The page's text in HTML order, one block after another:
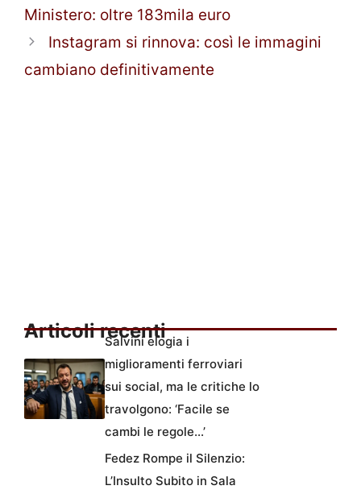
Ministero: oltre 183mila euro
Instagram si rinnova: così le immagini
cambiano definitivamente
Articoli recenti
Salvini elogia i
miglioramenti ferroviari
sui social, ma le critiche lo
travolgono: ‘Facile se
cambi le regole…’
Fedez Rompe il Silenzio:
L’Insulto Subito in Sala